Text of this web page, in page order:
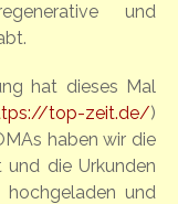
und
hat dieses Mal
top-zeit.de/)
haben wir die
die Urkunden
hochgeladen und